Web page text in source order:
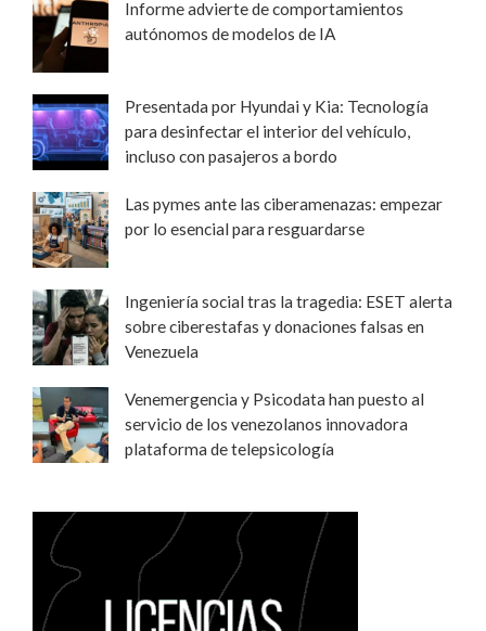
Informe advierte de comportamientos
autónomos de modelos de IA
Presentada por Hyundai y Kia: Tecnología
para desinfectar el interior del vehículo,
incluso con pasajeros a bordo
Las pymes ante las ciberamenazas: empezar
por lo esencial para resguardarse
Ingeniería social tras la tragedia: ESET alerta
sobre ciberestafas y donaciones falsas en
Venezuela
Venemergencia y Psicodata han puesto al
servicio de los venezolanos innovadora
plataforma de telepsicología